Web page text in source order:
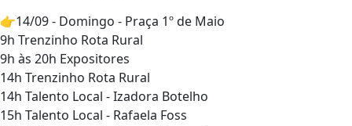
👉14/09 - Domingo - Praça 1º de Maio
9h Trenzinho Rota Rural
9h às 20h Expositores
14h Trenzinho Rota Rural
14h Talento Local - Izadora Botelho
15h Talento Local - Rafaela Foss